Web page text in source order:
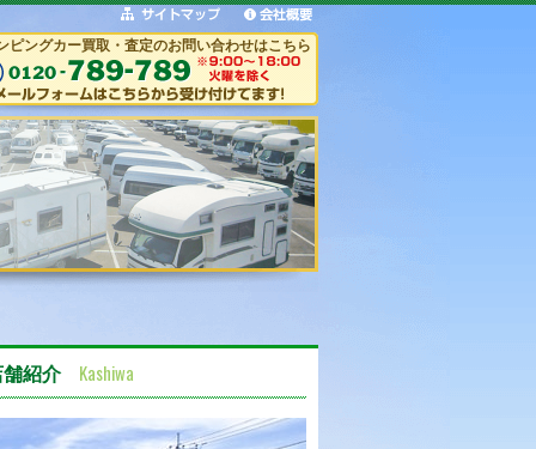
ピングカー買取・査定のお問い合わせはこちら
紹介 Kashiwa